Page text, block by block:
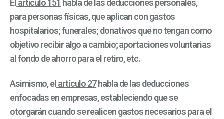
El artículo 151 habla de las deducciones personales,
para personas físicas, que aplican con gastos
hospitalarios; funerales; donativos que no tengan como
objetivo recibir algo a cambio; aportaciones voluntarias
al fondo de ahorro para el retiro, etc.
Asimismo, el artículo 27habla de las deducciones
enfocadas en empresas, estableciendo que se
otorgarán cuando se realicen gastos necesarios para el